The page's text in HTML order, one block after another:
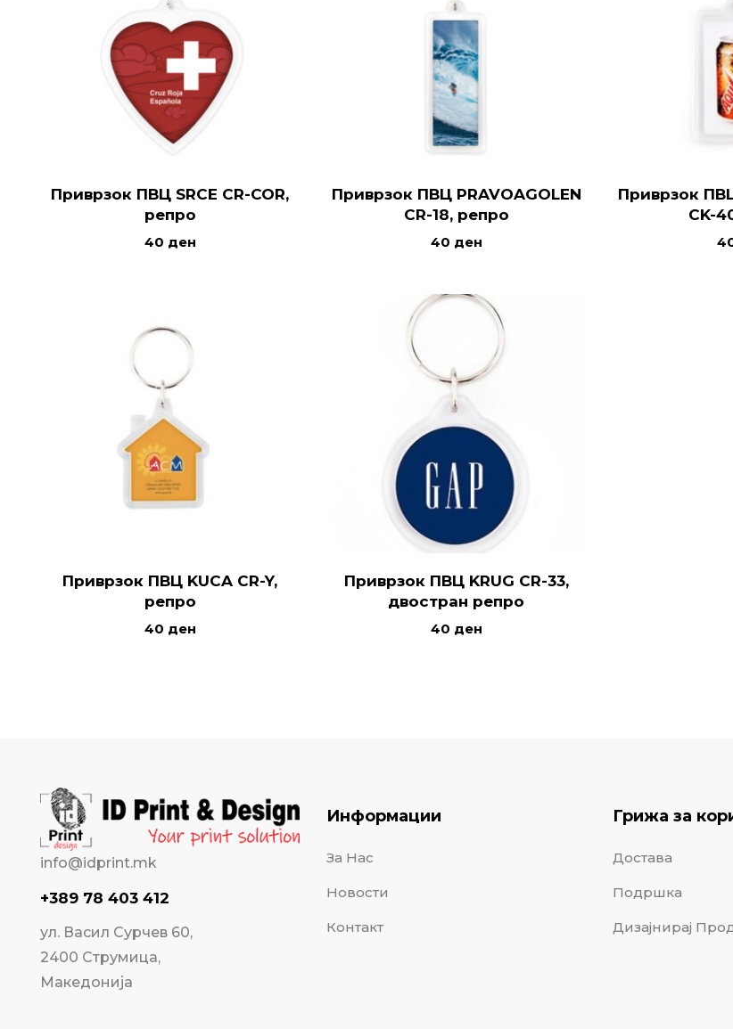
Приврзок ПВЦ SRCE CR-COR,
репро
40 ден
Приврзок ПВЦ PRAVOAGOLEN
CR-18, репро
40 ден
Приврзок
CK-
Приврзок ПВЦ KUCA CR-Y,
репро
40 ден
Приврзок ПВЦ KRUG CR-33,
двостран репро
40 ден
info@idprint.mk
+389 78 403 412
ул. Васил Сурчев 60,
2400 Струмица,
Македонија
Информации
За Нас
Новости
Контакт
Грижа за
Достава
Подршка
Дизајнирај